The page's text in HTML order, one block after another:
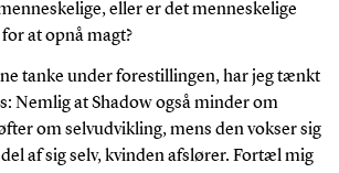
eller er det menneskelige
at opnå magt?
tanke under forestillingen, har jeg tænkt
Nemlig at Shadow også minder om
om selvudvikling, mens den vokser sig
af sig selv, kvinden afslører. Fortæl mig